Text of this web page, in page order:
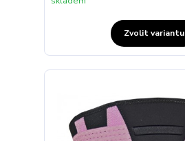
Zvolit variantu